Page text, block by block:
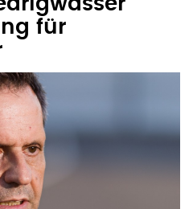
für